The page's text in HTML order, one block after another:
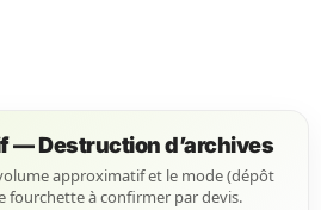
— Destruction d’archives
approximatif et le mode (dépôt
fourchette à confirmer par devis.